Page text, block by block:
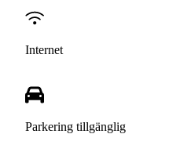
Internet
Parkering tillgänglig